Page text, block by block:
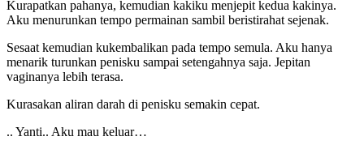
Kurapatkan pahanya, kemudian kakiku menjepit kedua kakinya.
Aku menurunkan tempo permainan sambil beristirahat sejenak.
Sesaat kemudian kukembalikan pada tempo semula. Aku hanya
menarik turunkan penisku sampai setengahnya saja. Jepitan
vaginanya lebih terasa.
Kurasakan aliran darah di penisku semakin cepat.
.. Yanti.. Aku mau keluar…